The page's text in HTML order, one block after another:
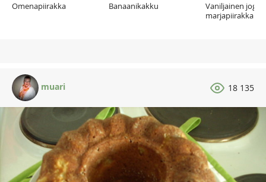
Omenapiirakka Banaanikakku
Vaniljainen
marjapiirakka
muari 18 135